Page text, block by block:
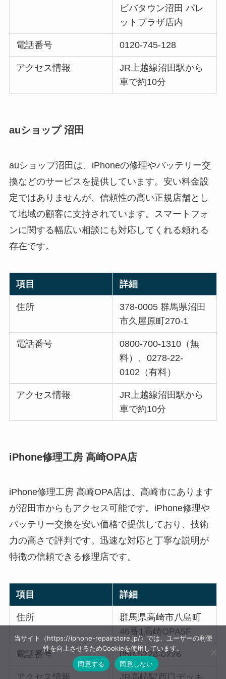
ビバタウン沼田 パレ
ットプラザ店内
電話番号 0120-745-128
アクセス情報
JR上越線沼田駅から
車で約10分
auショップ 沼田
auショップ沼田は、iPhoneの修理やバッテリー交
換などのサービスを提供しています。安い料金設
定ではありませんが、信頼性の高い正規店舗とし
て地域の顧客に支持されています。スマートフォ
ンに関する幅広い相談にも対応してくれる頼れる
存在です。
項目 詳細
住所
378-0005 群馬県沼田
市久屋原町270-1
電話番号
0800-700-1310（無
料）、0278-22-
0102（有料）
アクセス情報
JR上越線沼田駅から
車で約10分
iPhone修理工房 高崎OPA店
iPhone修理工房 高崎OPA店は、高崎市にあります
が沼田市からもアクセス可能です。iPhone修理や
バッテリー交換を安い価格で提供しており、技術
力の高さで評判です。迅速な対応と丁寧な説明が
特徴の信頼できる修理店です。
項目 詳細
住所
群馬県高崎市八島町
46番1高崎OPA5F
電話番号 050-5228-0226
当サイト（https://iphone-repairstore.jp/）では、ユーザーの利便
性を向上させるためCookieを使用しています。
同意する
同意しない